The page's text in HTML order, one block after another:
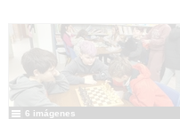
6 imágenes